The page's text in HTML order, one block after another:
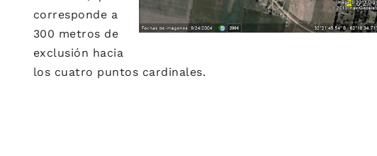
corresponde a
300 metros de
exclusión hacia
los cuatro puntos cardinales.